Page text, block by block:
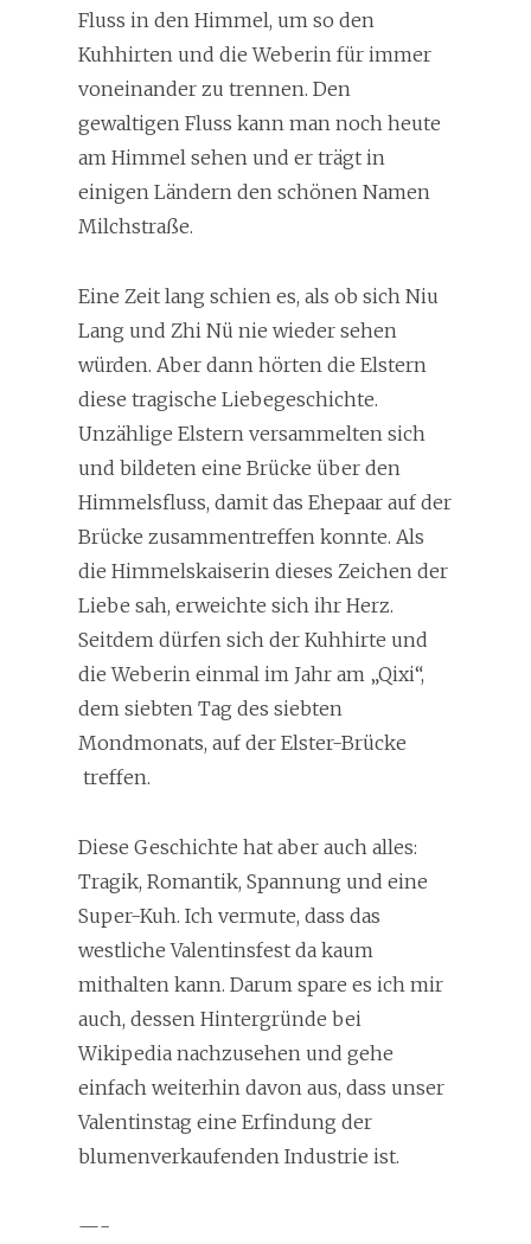
Fluss in den Himmel, um so den
Kuhhirten und die Weberin für immer
voneinander zu trennen. Den
gewaltigen Fluss kann man noch heute
am Himmel sehen und er trägt in
einigen Ländern den schönen Namen
Milchstraße.
Eine Zeit lang schien es, als ob sich Niu
Lang und Zhi Nü nie wieder sehen
würden. Aber dann hörten die Elstern
diese tragische Liebegeschichte.
Unzählige Elstern versammelten sich
und bildeten eine Brücke über den
Himmelsfluss, damit das Ehepaar auf der
Brücke zusammentreffen konnte. Als
die Himmelskaiserin dieses Zeichen der
Liebe sah, erweichte sich ihr Herz.
Seitdem dürfen sich der Kuhhirte und
die Weberin einmal im Jahr am „Qixi“,
dem siebten Tag des siebten
Mondmonats, auf der Elster-Brücke
treffen.
Diese Geschichte hat aber auch alles:
Tragik, Romantik, Spannung und eine
Super-Kuh. Ich vermute, dass das
westliche Valentinsfest da kaum
mithalten kann. Darum spare es ich mir
auch, dessen Hintergründe bei
Wikipedia nachzusehen und gehe
einfach weiterhin davon aus, dass unser
Valentinstag eine Erfindung der
blumenverkaufenden Industrie ist.
—-